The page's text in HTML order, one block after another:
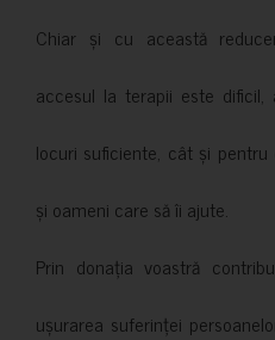
Chiar și cu această
accesul la terapii este
locuri suficiente, cât și
și oameni care să îi ajute.
Prin donația voastră
ușurarea suferinței